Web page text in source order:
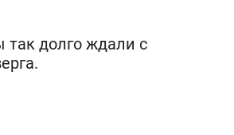
так долго ждали с